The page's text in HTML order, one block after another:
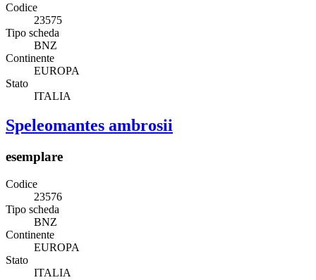
Codice
23575
Tipo scheda
BNZ
Continente
EUROPA
Stato
ITALIA
Speleomantes ambrosii
esemplare
Codice
23576
Tipo scheda
BNZ
Continente
EUROPA
Stato
ITALIA